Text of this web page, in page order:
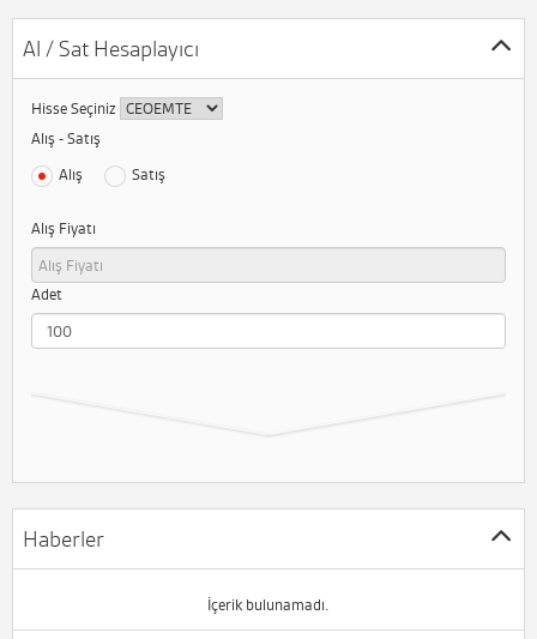
Al / Sat Hesaplayıcı
Hisse Seçiniz
Alış - Satış
Alış
Satış
Alış Fiyatı
Adet
Haberler
İçerik bulunamadı.